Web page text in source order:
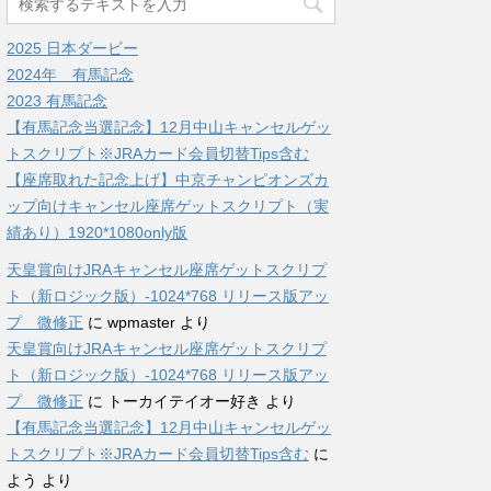
2025 日本ダービー
2024年 有馬記念
2023 有馬記念
【有馬記念当選記念】12月中山キャンセルゲッ
トスクリプト※JRAカード会員切替Tips含む
【座席取れた記念上げ】中京チャンピオンズカ
ップ向けキャンセル座席ゲットスクリプト（実
績あり）1920*1080only版
天皇賞向けJRAキャンセル座席ゲットスクリプ
ト（新ロジック版）-1024*768 リリース版アッ
プ 微修正 に wpmaster より
天皇賞向けJRAキャンセル座席ゲットスクリプ
ト（新ロジック版）-1024*768 リリース版アッ
プ 微修正 に トーカイテイオー好き より
【有馬記念当選記念】12月中山キャンセルゲッ
トスクリプト※JRAカード会員切替Tips含む に
よう より